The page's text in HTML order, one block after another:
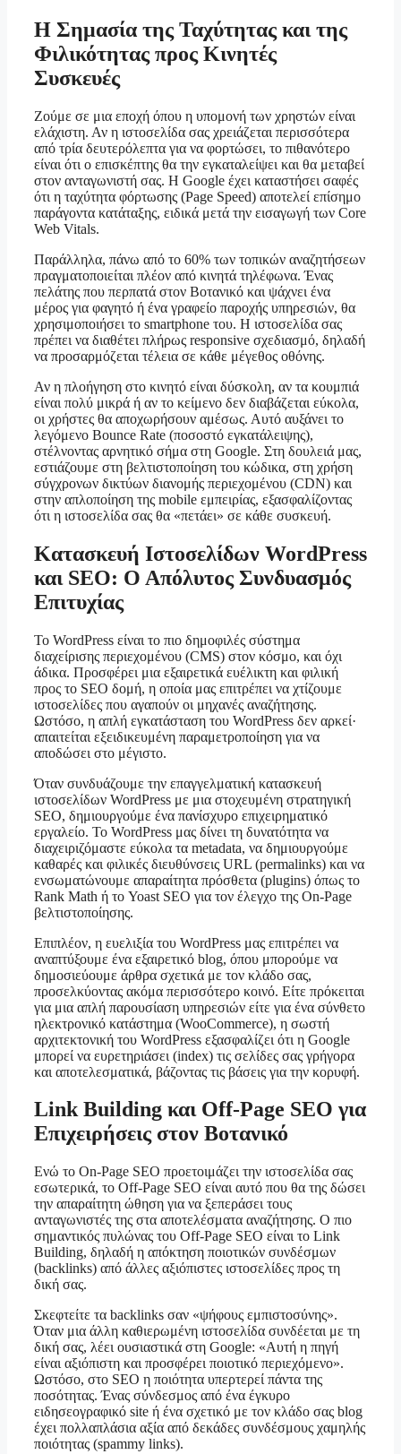
Η Σημασία της Ταχύτητας και της
Φιλικότητας προς Κινητές
Συσκευές
Ζούμε σε μια εποχή όπου η υπομονή των χρηστών είναι
ελάχιστη. Αν η ιστοσελίδα σας χρειάζεται περισσότερα
από τρία δευτερόλεπτα για να φορτώσει, το πιθανότερο
είναι ότι ο επισκέπτης θα την εγκαταλείψει και θα μεταβεί
στον ανταγωνιστή σας. Η Google έχει καταστήσει σαφές
ότι η ταχύτητα φόρτωσης (Page Speed) αποτελεί επίσημο
παράγοντα κατάταξης, ειδικά μετά την εισαγωγή των Core
Web Vitals.
Παράλληλα, πάνω από το 60% των τοπικών αναζητήσεων
πραγματοποιείται πλέον από κινητά τηλέφωνα. Ένας
πελάτης που περπατά στον Βοτανικό και ψάχνει ένα
μέρος για φαγητό ή ένα γραφείο παροχής υπηρεσιών, θα
χρησιμοποιήσει το smartphone του. Η ιστοσελίδα σας
πρέπει να διαθέτει πλήρως responsive σχεδιασμό, δηλαδή
να προσαρμόζεται τέλεια σε κάθε μέγεθος οθόνης.
Αν η πλοήγηση στο κινητό είναι δύσκολη, αν τα κουμπιά
είναι πολύ μικρά ή αν το κείμενο δεν διαβάζεται εύκολα,
οι χρήστες θα αποχωρήσουν αμέσως. Αυτό αυξάνει το
λεγόμενο Bounce Rate (ποσοστό εγκατάλειψης),
στέλνοντας αρνητικό σήμα στη Google. Στη δουλειά μας,
εστιάζουμε στη βελτιστοποίηση του κώδικα, στη χρήση
σύγχρονων δικτύων διανομής περιεχομένου (CDN) και
στην απλοποίηση της mobile εμπειρίας, εξασφαλίζοντας
ότι η ιστοσελίδα σας θα «πετάει» σε κάθε συσκευή.
Κατασκευή Ιστοσελίδων WordPress
και SEO: Ο Απόλυτος Συνδυασμός
Επιτυχίας
Το WordPress είναι το πιο δημοφιλές σύστημα
διαχείρισης περιεχομένου (CMS) στον κόσμο, και όχι
άδικα. Προσφέρει μια εξαιρετικά ευέλικτη και φιλική
προς το SEO δομή, η οποία μας επιτρέπει να χτίζουμε
ιστοσελίδες που αγαπούν οι μηχανές αναζήτησης.
Ωστόσο, η απλή εγκατάσταση του WordPress δεν αρκεί·
απαιτείται εξειδικευμένη παραμετροποίηση για να
αποδώσει στο μέγιστο.
Όταν συνδυάζουμε την επαγγελματική κατασκευή
ιστοσελίδων WordPress με μια στοχευμένη στρατηγική
SEO, δημιουργούμε ένα πανίσχυρο επιχειρηματικό
εργαλείο. Το WordPress μας δίνει τη δυνατότητα να
διαχειριζόμαστε εύκολα τα metadata, να δημιουργούμε
καθαρές και φιλικές διευθύνσεις URL (permalinks) και να
ενσωματώνουμε απαραίτητα πρόσθετα (plugins) όπως το
Rank Math ή το Yoast SEO για τον έλεγχο της On-Page
βελτιστοποίησης.
Επιπλέον, η ευελιξία του WordPress μας επιτρέπει να
αναπτύξουμε ένα εξαιρετικό blog, όπου μπορούμε να
δημοσιεύουμε άρθρα σχετικά με τον κλάδο σας,
προσελκύοντας ακόμα περισσότερο κοινό. Είτε πρόκειται
για μια απλή παρουσίαση υπηρεσιών είτε για ένα σύνθετο
ηλεκτρονικό κατάστημα (WooCommerce), η σωστή
αρχιτεκτονική του WordPress εξασφαλίζει ότι η Google
μπορεί να ευρετηριάσει (index) τις σελίδες σας γρήγορα
και αποτελεσματικά, βάζοντας τις βάσεις για την κορυφή.
Link Building και Off-Page SEO για
Επιχειρήσεις στον Βοτανικό
Ενώ το On-Page SEO προετοιμάζει την ιστοσελίδα σας
εσωτερικά, το Off-Page SEO είναι αυτό που θα της δώσει
την απαραίτητη ώθηση για να ξεπεράσει τους
ανταγωνιστές της στα αποτελέσματα αναζήτησης. Ο πιο
σημαντικός πυλώνας του Off-Page SEO είναι το Link
Building, δηλαδή η απόκτηση ποιοτικών συνδέσμων
(backlinks) από άλλες αξιόπιστες ιστοσελίδες προς τη
δική σας.
Σκεφτείτε τα backlinks σαν «ψήφους εμπιστοσύνης».
Όταν μια άλλη καθιερωμένη ιστοσελίδα συνδέεται με τη
δική σας, λέει ουσιαστικά στη Google: «Αυτή η πηγή
είναι αξιόπιστη και προσφέρει ποιοτικό περιεχόμενο».
Ωστόσο, στο SEO η ποιότητα υπερτερεί πάντα της
ποσότητας. Ένας σύνδεσμος από ένα έγκυρο
ειδησεογραφικό site ή ένα σχετικό με τον κλάδο σας blog
έχει πολλαπλάσια αξία από δεκάδες συνδέσμους χαμηλής
ποιότητας (spammy links).